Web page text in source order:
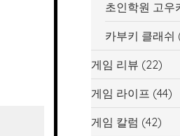
초인학원 고우
카부키 클래쉬
게임 리뷰 (22)
게임 라이프 (44)
게임 칼럼 (42)